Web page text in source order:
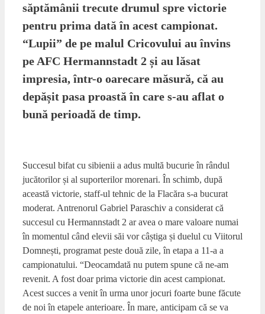
săptămânii trecute drumul spre victorie
pentru prima dată în acest campionat.
“Lupii” de pe malul Cricovului au învins
pe AFC Hermannstadt 2 și au lăsat
impresia, într-o oarecare măsură, că au
depășit pasa proastă în care s-au aflat o
bună perioadă de timp.
Succesul bifat cu sibienii a adus multă bucurie în rândul
jucătorilor și al suporterilor morenari. În schimb, după
această victorie, staff-ul tehnic de la Flacăra s-a bucurat
moderat. Antrenorul Gabriel Paraschiv a considerat că
succesul cu Hermannstadt 2 ar avea o mare valoare numai
în momentul când elevii săi vor câștiga și duelul cu Viitorul
Domnești, programat peste două zile, în etapa a 11-a a
campionatului. “Deocamdată nu putem spune că ne-am
revenit. A fost doar prima victorie din acest campionat.
Acest succes a venit în urma unor jocuri foarte bune făcute
de noi în etapele anterioare. În mare, anticipam că se va